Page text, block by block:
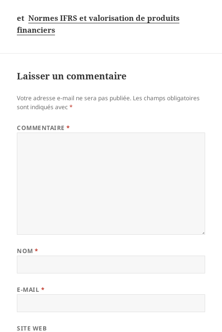
etNormes IFRS et valorisation de produits
financiers
Laisser un commentaire
Votre adresse e-mail ne sera pas publiée. Les champs obligatoires
sont indiqués avec*
COMMENTAIRE*
NOM*
E-MAIL *
SITE WEB